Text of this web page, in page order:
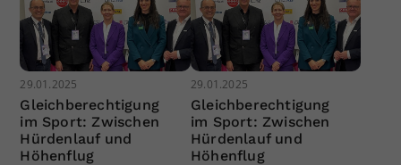
29.01.2025
Gleichberechtigung
im Sport: Zwischen
Hürdenlauf und
Höhenflug
29.01.2025
Gleichberechtigung
im Sport: Zwischen
Hürdenlauf und
Höhenflug